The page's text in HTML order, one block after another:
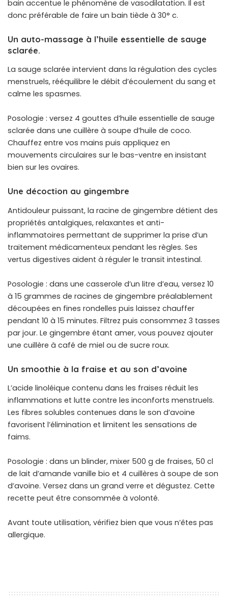
bain accentue le phénomène de vasodilatation. Il est
donc préférable de faire un bain tiède à 30° c.
Un auto-massage à l’huile essentielle de sauge
sclarée.
La sauge sclarée intervient dans la régulation des cycles
menstruels, rééquilibre le débit d’écoulement du sang et
calme les spasmes.
Posologie : versez 4 gouttes d’huile essentielle de sauge
sclarée dans une cuillère à soupe d’huile de coco.
Chauffez entre vos mains puis appliquez en
mouvements circulaires sur le bas-ventre en insistant
bien sur les ovaires.
Une décoction au gingembre
Antidouleur puissant, la racine de gingembre détient des
propriétés antalgiques, relaxantes et anti-
inflammatoires permettant de supprimer la prise d’un
traitement médicamenteux pendant les règles. Ses
vertus digestives aident à réguler le transit intestinal.
Posologie : dans une casserole d’un litre d’eau, versez 10
à 15 grammes de racines de gingembre préalablement
découpées en fines rondelles puis laissez chauffer
pendant 10 à 15 minutes. Filtrez puis consommez 3 tasses
par jour. Le gingembre étant amer, vous pouvez ajouter
une cuillère à café de miel ou de sucre roux.
Un smoothie à la fraise et au son d’avoine
L’acide linoléique contenu dans les fraises réduit les
inflammations et lutte contre les inconforts menstruels.
Les fibres solubles contenues dans le son d’avoine
favorisent l’élimination et limitent les sensations de
faims.
Posologie : dans un blinder, mixer 500 g de fraises, 50 cl
de lait d’amande vanille bio et 4 cuillères à soupe de son
d’avoine. Versez dans un grand verre et dégustez. Cette
recette peut être consommée à volonté.
Avant toute utilisation, vérifiez bien que vous n’êtes pas
allergique.